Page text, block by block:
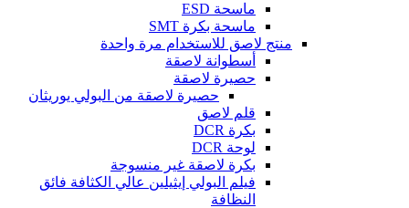
ماسحة ESD
ماسحة بكرة SMT
منتج لاصق للاستخدام مرة واحدة
أسطوانة لاصقة
حصيرة لاصقة
حصيرة لاصقة من البولي يوريثان
قلم لاصق
بكرة DCR
لوحة DCR
بكرة لاصقة غير منسوجة
فيلم البولي إيثيلين عالي الكثافة فائق
النظافة